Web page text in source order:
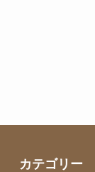
カテゴリー